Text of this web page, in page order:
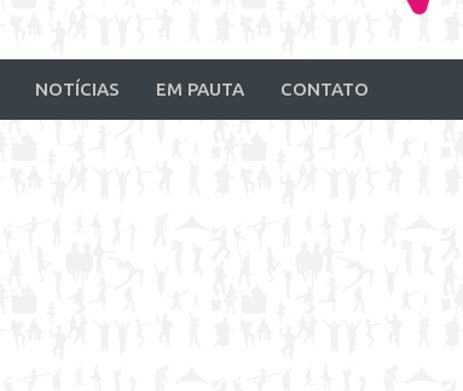
NOTÍCIAS EM PAUTA CONTATO